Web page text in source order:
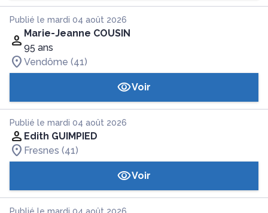
Publié le mardi 04 août 2026
Marie-Jeanne COUSIN
95 ans
Vendôme (41)
Voir
Publié le mardi 04 août 2026
Edith GUIMPIED
Fresnes (41)
Voir